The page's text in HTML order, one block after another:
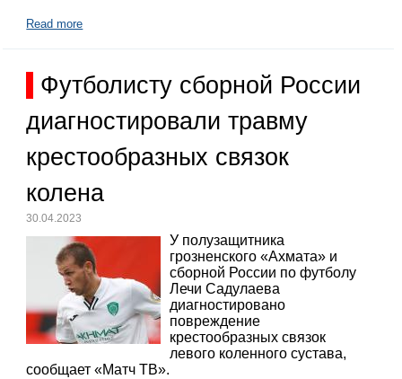
Read more
Футболисту сборной России
диагностировали травму
крестообразных связок
колена
30.04.2023
У полузащитника
грозненского «Ахмата» и
сборной России по футболу
Лечи Садулаева
диагностировано
повреждение
крестообразных связок
левого коленного сустава,
сообщает «Матч ТВ».